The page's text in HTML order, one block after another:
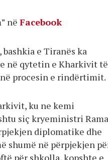
në Facebook
e Tiranës ka
në qytetin e Kharkivit të
procesin e rindërtimit.
ku ne kemi
siç kryeministri Rama
diplomatike dhe
shumë në përpjekjen
për shkolla, kopshte e